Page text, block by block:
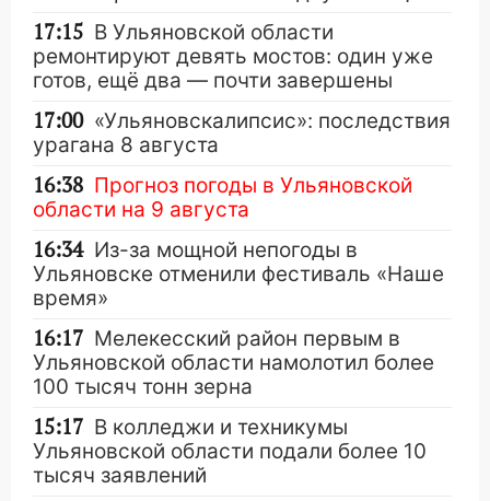
17:15 В Ульяновской области
ремонтируют девять мостов: один уже
готов, ещё два — почти завершены
17:00 «Ульяновскалипсис»: последствия
урагана 8 августа
16:38 Прогноз погоды в Ульяновской
области на 9 августа
16:34 Из-за мощной непогоды в
Ульяновске отменили фестиваль «Наше
время»
16:17 Мелекесский район первым в
Ульяновской области намолотил более
100 тысяч тонн зерна
15:17 В колледжи и техникумы
Ульяновской области подали более 10
тысяч заявлений